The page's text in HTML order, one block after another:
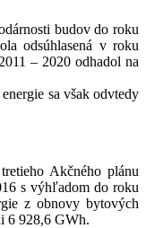
budov do roku
odsúhlasená v roku
– 2020 odhadol na
sa však odvtedy
Akčného plánu
s výhľadom do roku
z obnovy bytových
6 928,6 GWh.